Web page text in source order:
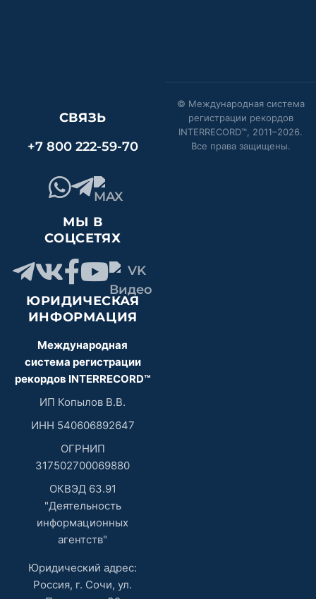
СВЯЗЬ
+7 800 222-59-70
МЫ В
СОЦСЕТЯХ
ЮРИДИЧЕСКАЯ
ИНФОРМАЦИЯ
Международная
система регистрации
рекордов INTERRECORD™
ИП Копылов В.В.
ИНН 540606892647
ОГРНИП
317502700069880
ОКВЭД 63.91
"Деятельность
информационных
агентств"
Юридический адрес:
Россия, г. Сочи, ул.
© Международная система
регистрации рекордов
INTERRECORD™, 2011–2026.
Все права защищены.